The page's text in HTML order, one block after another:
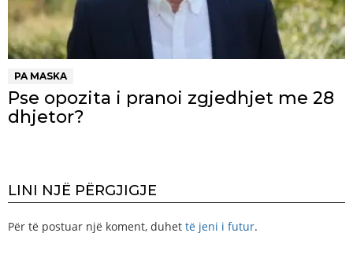
PA MASKA
Pse opozita i pranoi zgjedhjet me 28
dhjetor?
LINI NJË PËRGJIGJE
Për të postuar një koment, duhet të jeni i futur.